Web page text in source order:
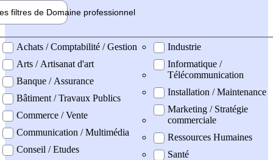
filtres de Domaine professionnel
professionel
Achats / Comptabilité / Gestion
Arts / Artisanat d'art
Banque / Assurance
Bâtiment / Travaux Publics
Commerce / Vente
Communication / Multimédia
Conseil / Etudes
Industrie
Informatique /
Télécommunication
Installation / Maintenance
Marketing / Stratégie
commerciale
Ressources Humaines
Santé